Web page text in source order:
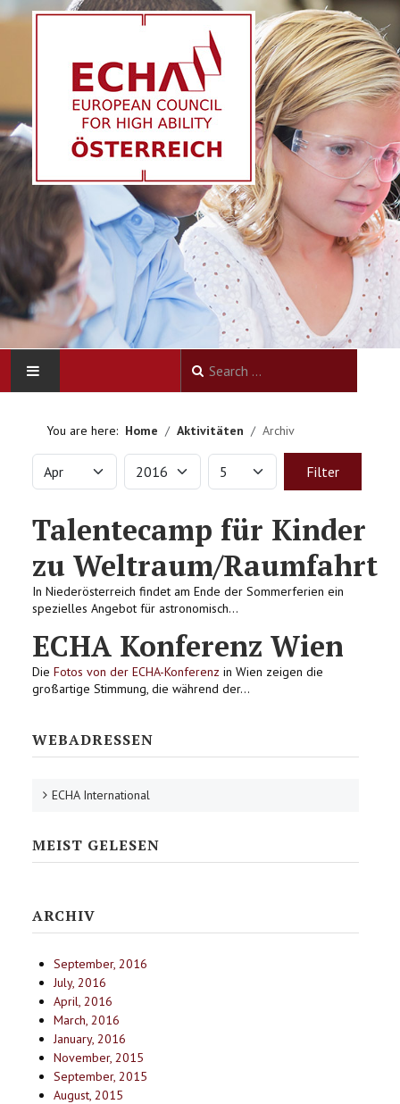
VEREIN
IMPRESSUM
KONTAKT
You are here: Home Aktivitäten Archiv
Filters
Month Year Display # Filter
Talentecamp für Kinder
zu Weltraum/Raumfahrt
In Niederösterreich findet am Ende der Sommerferien ein
spezielles Angebot für astronomisch...
ECHA Konferenz Wien
Die Fotos von der ECHA-Konferenz in Wien zeigen die
großartige Stimmung, die während der...
WEBADRESSEN
ECHA International
MEIST GELESEN
ARCHIV
September, 2016
July, 2016
April, 2016
March, 2016
January, 2016
November, 2015
September, 2015
August, 2015